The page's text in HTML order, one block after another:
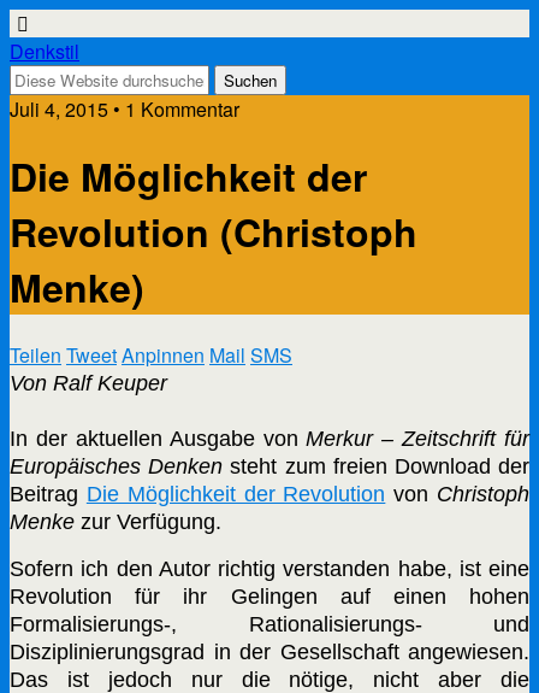
Denkstil
Juli 4, 2015 • 1 Kommentar
Die Möglichkeit der
Revolution (Christoph
Menke)
Teilen TweetAnpinnen Mail SMS
Von Ralf Keuper
In der aktuellen Ausgabe vonMerkur – Zeitschrift für
Europäisches Denken steht zum freien Download der
Beitrag Die Möglichkeit der Revolution von Christoph
Menke zur Verfügung.
Sofern ich den Autor richtig verstanden habe, ist eine
Revolution für ihr Gelingen auf einen hohen
Formalisierungs-, Rationalisierungs- und
Disziplinierungsgrad in der Gesellschaft angewiesen.
Das ist jedoch nur die nötige, nicht aber die